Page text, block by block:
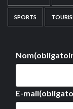
SPORTS
Nom
E-mail